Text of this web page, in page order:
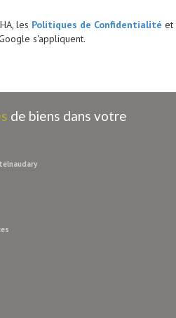
les Politiques de Confidentialité et
s'appliquent.
de biens dans votre